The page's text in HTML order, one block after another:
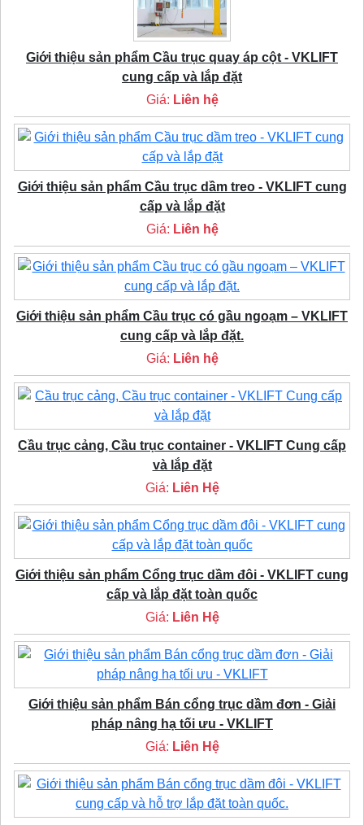
Giới thiệu sản phẩm Cầu trục quay áp cột - VKLIFT
cung cấp và lắp đặt
Giá: Liên hệ
Giới thiệu sản phẩm Cầu trục dầm treo - VKLIFT cung
cấp và lắp đặt
Giá: Liên hệ
Giới thiệu sản phẩm Cầu trục có gầu ngoạm – VKLIFT
cung cấp và lắp đặt.
Giá: Liên hệ
Cầu trục cảng, Cầu trục container - VKLIFT Cung cấp
và lắp đặt
Giá: Liên Hệ
Giới thiệu sản phẩm Cổng trục dầm đôi - VKLIFT cung
cấp và lắp đặt toàn quốc
Giá: Liên Hệ
Giới thiệu sản phẩm Bán cổng trục dầm đơn - Giải
pháp nâng hạ tối ưu - VKLIFT
Giá: Liên Hệ